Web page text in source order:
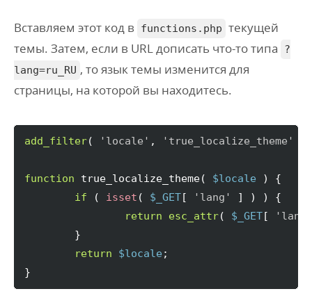
Вставляем этот код в functions.php текущей
темы. Затем, если в URL дописать что-то типа
?
lang=ru_RU , то язык темы изменится для
страницы, на которой вы находитесь.
add_filter( 'locale' , 'true_localize_theme'
function true_localize_theme( $locale )
{
if
( isset ( $_GET[ 'lang' ] ) )
{
return
esc_attr( $_GET[
'lang'
}
return
$locale
}